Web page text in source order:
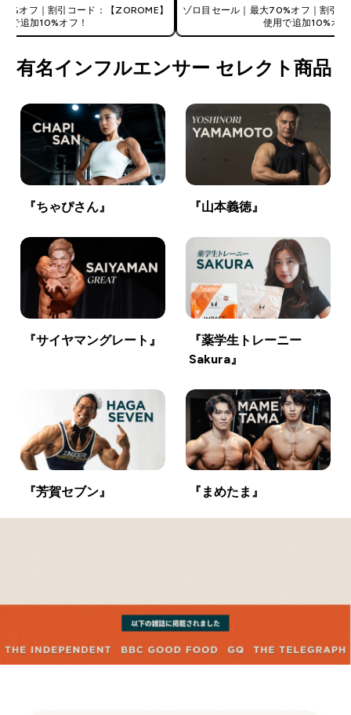
オフ｜割引コード：【ZOROME】
で追加10%オフ！
ゾロ目セール｜最大70%オフ｜割引
使用で追加10%オ
有名インフルエンサー セレクト商品
『ちゃぴさん』 『山本義徳』
『サイヤマングレート』
『薬学生トレーニー
Sakura』
『芳賀セブン』 『まめたま』